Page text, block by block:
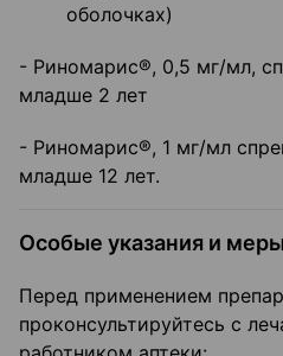
оболочках)
- Риномарис®, 0,5 мг/мл,
младше 2 лет
- Риномарис®, 1 мг/мл
младше 12 лет.
Особые указания и
Перед применением
проконсультируйтесь с